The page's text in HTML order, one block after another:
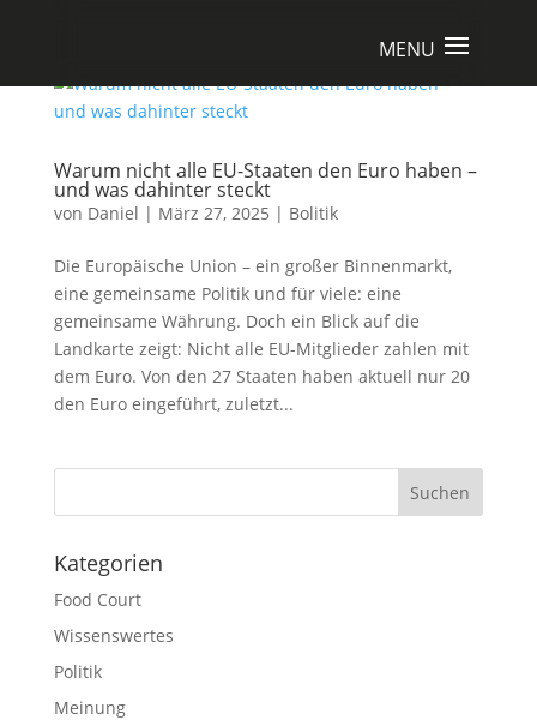
Warum nicht alle EU-Staaten den Euro haben –
und was dahinter steckt
von Daniel | März 27, 2025 | Bolitik
Die Europäische Union – ein großer Binnenmarkt,
eine gemeinsame Politik und für viele: eine
gemeinsame Währung. Doch ein Blick auf die
Landkarte zeigt: Nicht alle EU-Mitglieder zahlen mit
dem Euro. Von den 27 Staaten haben aktuell nur 20
den Euro eingeführt, zuletzt...
Suchen
Kategorien
Food Court
Wissenswertes
Politik
Meinung